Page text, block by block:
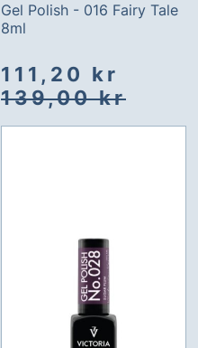
Gel Polish - 016 Fairy Tale
8ml
Spesialpris
111,20 kr
139,00 kr